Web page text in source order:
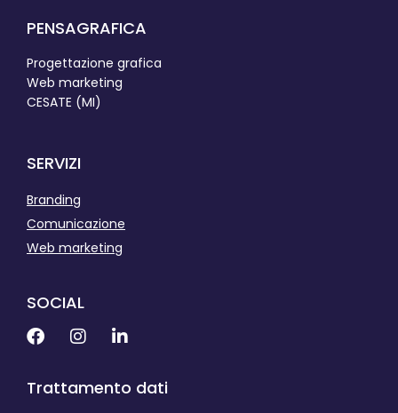
PENSAGRAFICA
Progettazione grafica
Web marketing
CESATE (MI)
SERVIZI
Branding
Comunicazione
Web marketing
SOCIAL
Trattamento dati